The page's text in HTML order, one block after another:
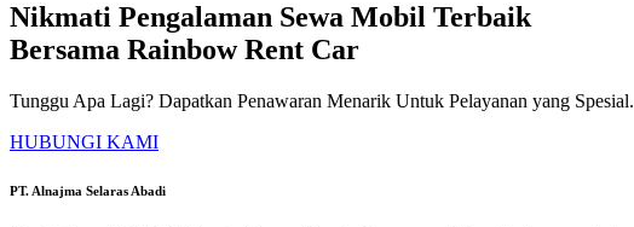
Nikmati Pengalaman Sewa Mobil Terbaik
Bersama Rainbow Rent Car
Tunggu Apa Lagi? Dapatkan Penawaran Menarik Untuk Pelayanan yang Spesial.
HUBUNGI KAMI
PT. Alnajma Selaras Abadi